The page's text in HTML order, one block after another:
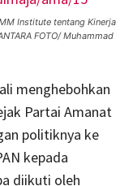
Institute tentang Kinerja
FOTO/ Muhammad
menghebohkan
Partai Amanat
politiknya ke
kepada
diikuti oleh